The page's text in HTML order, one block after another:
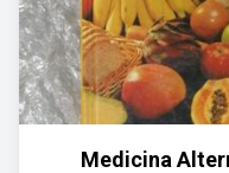
Medicina